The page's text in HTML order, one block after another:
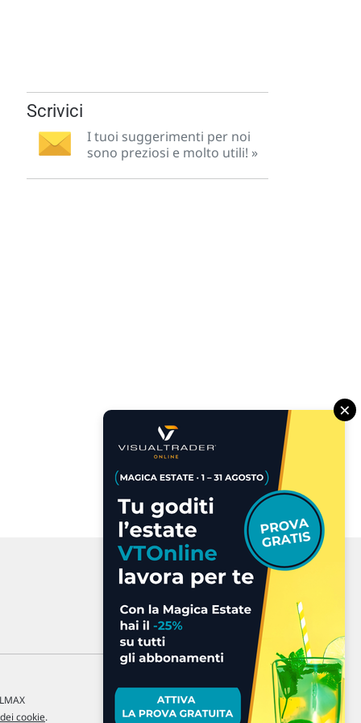
Scrivici
I tuoi suggerimenti per noi
sono preziosi e molto utili! »
cookie.
×